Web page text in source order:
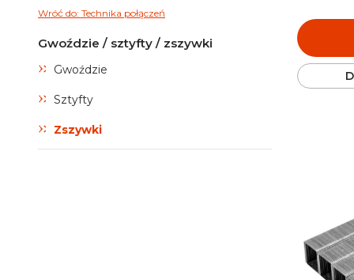
Wróć do: Technika połączeń
Gwoździe / sztyfty / zszywki
Gwoździe
Sztyfty
Zszywki